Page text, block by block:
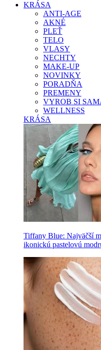
KRÁSA
ANTI-AGE
AKNÉ
PLEŤ
TELO
VLASY
NECHTY
MAKE-UP
NOVINKY
PORADŇA
PREMENY
VYROB SI
WELLNESS
KRÁSA
Tiffany Blue: Najväčší
ikonickú pastelovú